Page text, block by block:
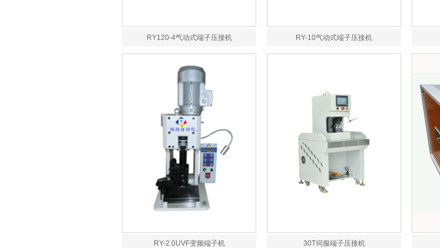
RY120-4气动式端子压接机 RY-10气动式端子压接机
RY-2.0UVF变频端子机 30T伺服端子压接机